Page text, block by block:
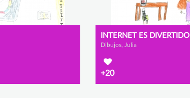
INTERNET ES DIVERTIDO
Dibujos, Julia
+20